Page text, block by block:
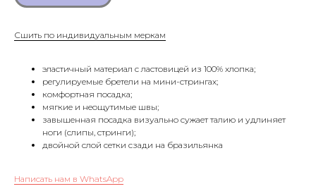
Сшить по индивидуальным меркам
эластичный материал с ластовицей из 100% хлопка;
регулируемые бретели на мини-стрингах;
комфортная посадка;
мягкие и неощутимые швы;
завышенная посадка визуально сужает талию и удлиняет
ноги (слипы, стринги);
двойной слой сетки сзади на бразильянка
Написать нам в WhatsApp